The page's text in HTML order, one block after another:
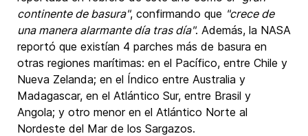
continente de basura", confirmando que "crece de
una manera alarmante día tras día". Además, la NASA
reportó que existían 4 parches más de basura en
otras regiones marítimas: en el Pacífico, entre Chile y
Nueva Zelanda; en el Índico entre Australia y
Madagascar, en el Atlántico Sur, entre Brasil y
Angola; y otro menor en el Atlántico Norte al
Nordeste del Mar de los Sargazos.